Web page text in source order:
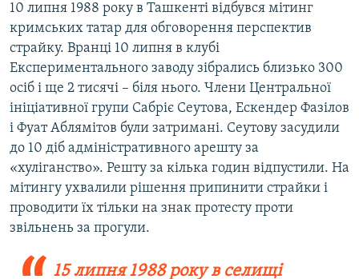
10 липня 1988 року в Ташкенті відбувся мітинг
кримських татар для обговорення перспектив
страйку. Вранці 10 липня в клубі
Експериментального заводу зібрались близько 300
осіб і ще 2 тисячі – біля нього. Члени Центральної
ініціативної групи Сабріє Сеутова, Ескендер Фазілов
і Фуат Аблямітов були затримані. Сеутову засудили
до 10 діб адміністративного арешту за
«хуліганство». Решту за кілька годин відпустили. На
мітингу ухвалили рішення припинити страйки і
проводити їх тільки на знак протесту проти
звільнень за прогули.
15 липня 1988 року в селищі